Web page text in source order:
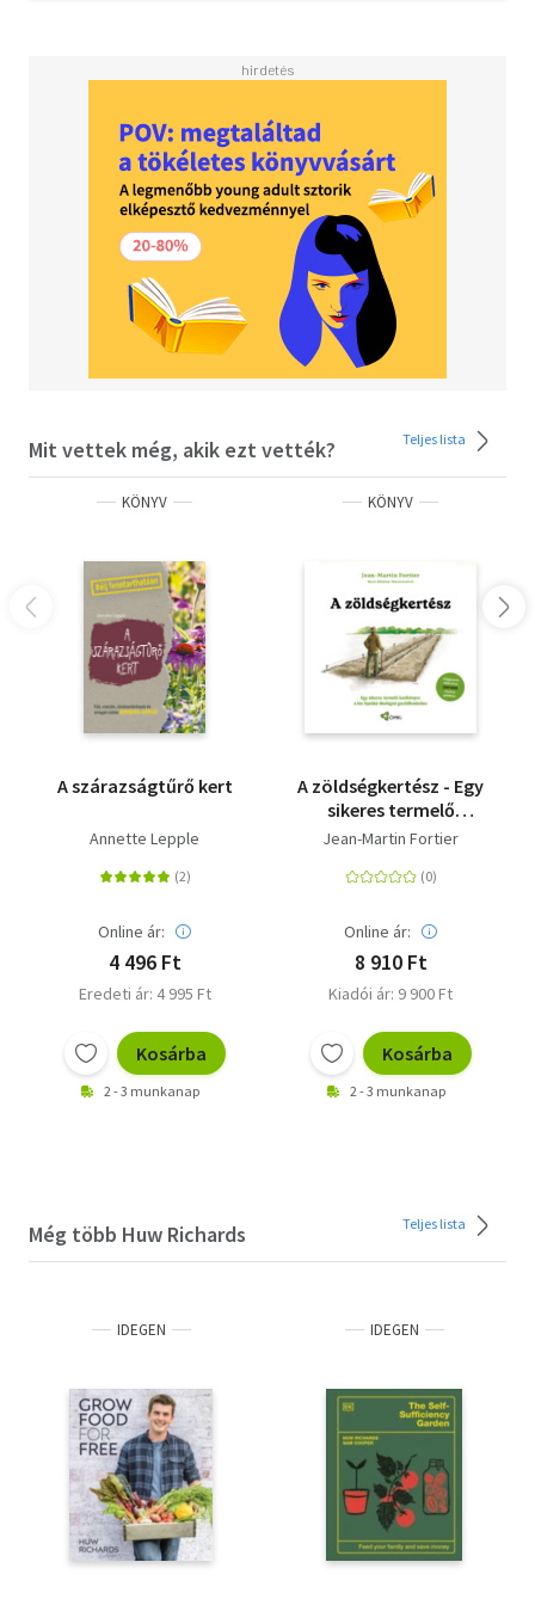
Huw Richards számos kertészeti bestseller könyv
ismereteit, jelenleg egy walesi héthektáros birtokon
tesztel különböző módszereket, növényeket és fajtákat.
Elérhető a YouTube-on @HuwRichards és az Instagramon
@huwsgarden néven.
Mit vettek még, akik ezt vették? Teljes lista
KÖNYV
A szárazságtűrő kert
Annette Lepple
Online ár:
4 496 Ft
Eredeti ár: 4 995 Ft
Kosárba
2 - 3 munkanap
KÖNYV
A zöldségkertész - Egy
sikeres termelő
kézikönyve a kis
gazdálkodáshoz
Jean-Martin Fortier
Online ár:
8 910 Ft
Kiadói ár: 9 900 Ft
Kosárba
2 - 3 munkanap
Még több Huw Richards Teljes lista
IDEGEN IDEGEN